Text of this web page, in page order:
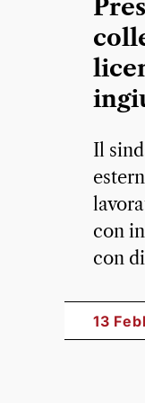
Il
con
con
13